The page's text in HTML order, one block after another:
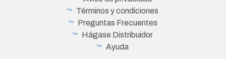
Términos y condiciones
Preguntas Frecuentes
Hágase Distribuidor
Ayuda